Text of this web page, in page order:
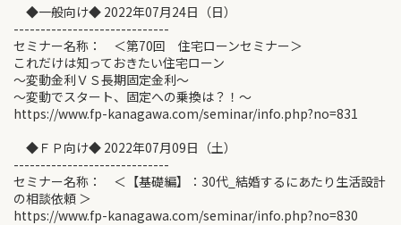
◆一般向け◆ 2022年07月24日（日）
-----------------------------
セミナー名称： ＜第70回 住宅ローンセミナー＞
これだけは知っておきたい住宅ローン
～変動金利ＶＳ長期固定金利～
〜変動でスタート、固定への乗換は？！〜
https://www.fp-kanagawa.com/seminar/info.php?no=831
◆ＦＰ向け◆ 2022年07月09日（土）
-----------------------------
セミナー名称： ＜【基礎編】：30代_結婚するにあたり生活設計
の相談依頼 ＞
https://www.fp-kanagawa.com/seminar/info.php?no=830